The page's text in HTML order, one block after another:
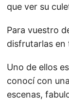
que ver su
Para vuestro
disfrutarlas en
Uno de ellos es
conocí con
escenas,